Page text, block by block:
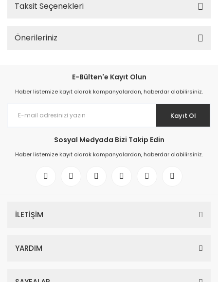
Taksit Seçenekleri
Önerileriniz
E-Bülten'e Kayıt Olun
Haber listemize kayıt olarak kampanyalardan, haberdar olabilirsiniz.
Kayıt Ol
Sosyal Medyada Bizi Takip Edin
Haber listemize kayıt olarak kampanyalardan, haberdar olabilirsiniz.
İLETİŞİM
YARDIM